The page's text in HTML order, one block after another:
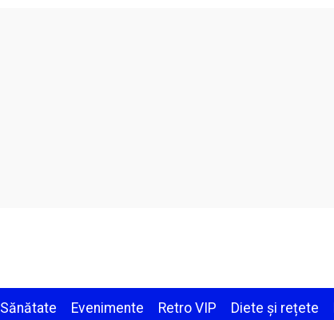
Sănătate Evenimente Retro VIP Diete și rețete